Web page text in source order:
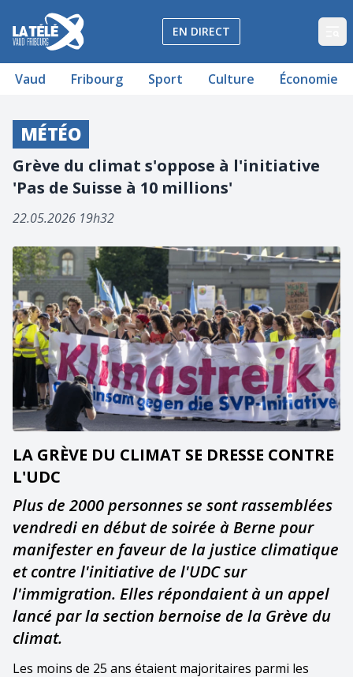
La Télé - Télévision régionale Vaud et Fribourg
EN DIRECT
Vaud Fribourg Sport Culture Économie
MÉTÉO
Grève du climat s'oppose à l'initiative
'Pas de Suisse à 10 millions'
22.05.2026 19h32
LA GRÈVE DU CLIMAT SE DRESSE CONTRE
L'UDC
Plus de 2000 personnes se sont rassemblées
vendredi en début de soirée à Berne pour
manifester en faveur de la justice climatique
et contre l'initiative de l'UDC sur
l'immigration. Elles répondaient à un appel
lancé par la section bernoise de la Grève du
climat.
Les moins de 25 ans étaient majoritaires parmi les